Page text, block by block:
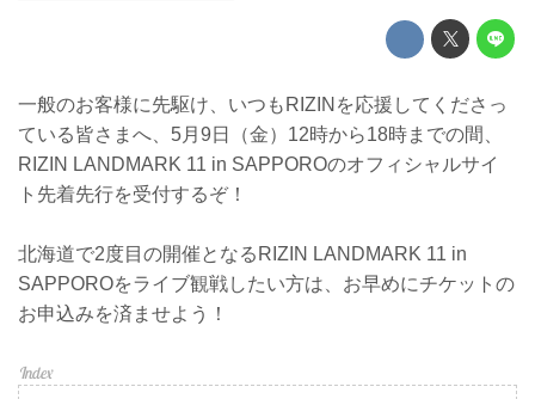
一般のお客様に先駆け、いつもRIZINを応援してくださっ
ている皆さまへ、5月9日（金）12時から18時までの間、
RIZIN LANDMARK 11 in SAPPOROのオフィシャルサイ
ト先着先行を受付するぞ！
北海道で2度目の開催となるRIZIN LANDMARK 11 in
SAPPOROをライブ観戦したい方は、お早めにチケットの
お申込みを済ませよう！